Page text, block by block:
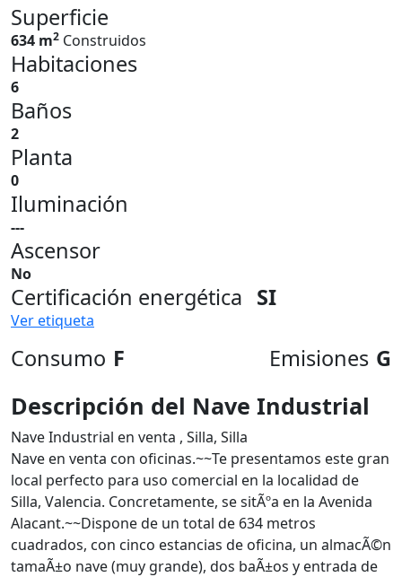
Superficie
634 m2 Construidos
Habitaciones
6
Baños
2
Planta
0
Iluminación
---
Ascensor
No
Certificación energética SI
Ver etiqueta
Consumo F Emisiones G
Descripción del Nave Industrial
Nave Industrial en venta , Silla, Silla
Nave en venta con oficinas.~~Te presentamos este gran
local perfecto para uso comercial en la localidad de
Silla, Valencia. Concretamente, se sitÃºa en la Avenida
Alacant.~~Dispone de un total de 634 metros
cuadrados, con cinco estancias de oficina, un almacÃ©n
tamaÃ±o nave (muy grande), dos baÃ±os y entrada de